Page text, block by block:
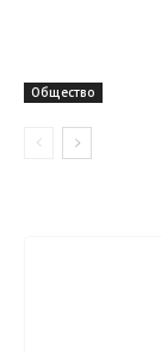
Общество